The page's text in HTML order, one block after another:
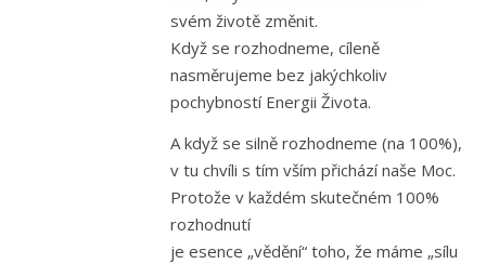
svém životě změnit.
Když se rozhodneme, cíleně
nasměrujeme bez jakýchkoliv
pochybností Energii Života.
A když se silně rozhodneme (na 100%),
v tu chvíli s tím vším přichází naše Moc.
Protože v každém skutečném 100%
rozhodnutí
je esence „vědění“ toho, že máme „sílu